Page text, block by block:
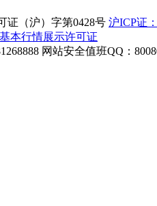
证（沪）字第0428号 沪ICP证
本行情展示许可证
网站安全值班QQ：